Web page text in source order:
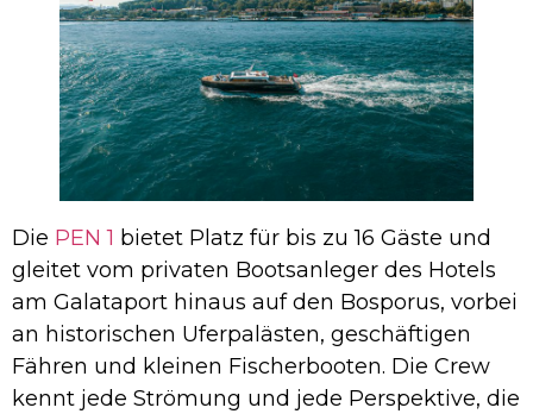
Die PEN 1 bietet Platz für bis zu 16 Gäste und
gleitet vom privaten Bootsanleger des Hotels
am Galataport hinaus auf den Bosporus, vorbei
an historischen Uferpalästen, geschäftigen
Fähren und kleinen Fischerbooten. Die Crew
kennt jede Strömung und jede Perspektive, die